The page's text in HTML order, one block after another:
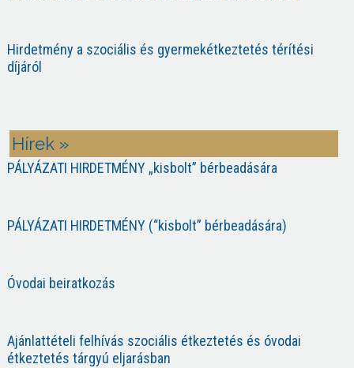
Hirdetmény a szociális és gyermekétkeztetés térítési
díjáról
Hírek »
PÁLYÁZATI HIRDETMÉNY „kisbolt” bérbeadására
PÁLYÁZATI HIRDETMÉNY (“kisbolt” bérbeadására)
Óvodai beiratkozás
Ajánlattételi felhívás szociális étkeztetés és óvodai
étkeztetés tárgyú eljarásban